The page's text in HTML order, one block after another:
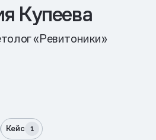
Купеева
«Ревитоники»
Кейс 1